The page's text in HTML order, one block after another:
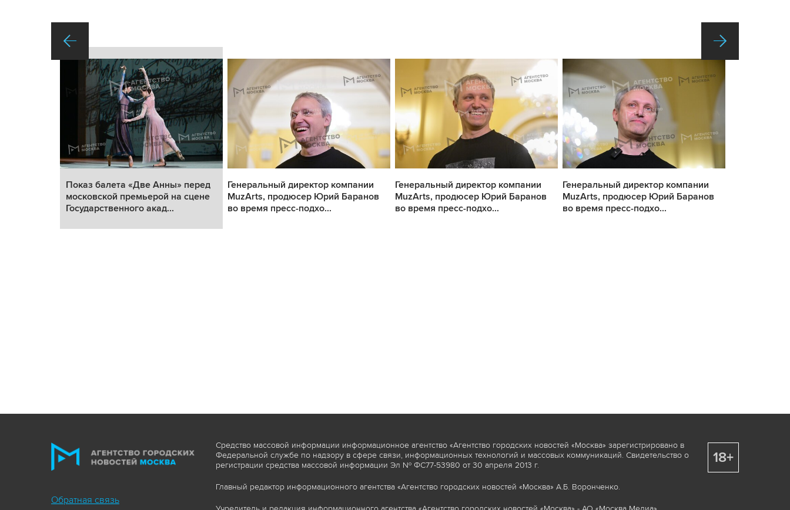
Показ балета «Две Анны» перед
московской премьерой на сцене
Государственного акад...
Генеральный директор компании
MuzArts, продюсер Юрий Баранов
во время пресс-подхо...
Генеральный директор компании
MuzArts, продюсер Юрий Баранов
во время пресс-подхо...
Генеральный директор компании
MuzArts, продюсер Юрий Баранов
во время пресс-подхо...
Обратная связь
Средство массовой информации информационное агентство «Агентство городских новостей «Москва» зарегистрировано в
Федеральной службе по надзору в сфере связи, информационных технологий и массовых коммуникаций. Свидетельство о
регистрации средства массовой информации Эл № ФС77-53980 от 30 апреля 2013 г.
Главный редактор информационного агентства «Агентство городских новостей «Москва» А.Б. Воронченко.
18+